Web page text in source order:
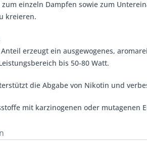
einzeln Dampfen sowie zum
kreieren.
erzeugt ein ausgewogenes,
bis 50-80 Watt.
die Abgabe von Nikotin und
mit karzinogenen oder mutagenen